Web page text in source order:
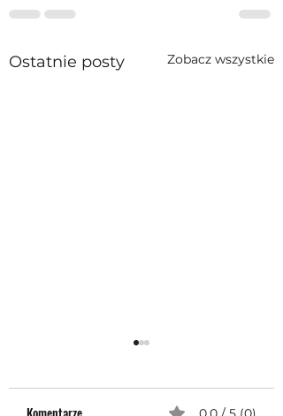
Ostatnie posty Zobacz wszystkie